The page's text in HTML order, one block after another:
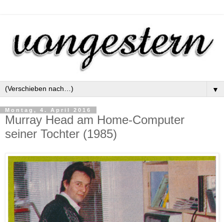
▼
Montag, 4. April 2016
Murray Head am Home-Computer
seiner Tochter (1985)